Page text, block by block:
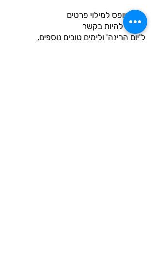
הנה טופס למילוי פרטים
שנוכל להיות בקשר
ל'יום הרינה' ולימים טובים נוספים,